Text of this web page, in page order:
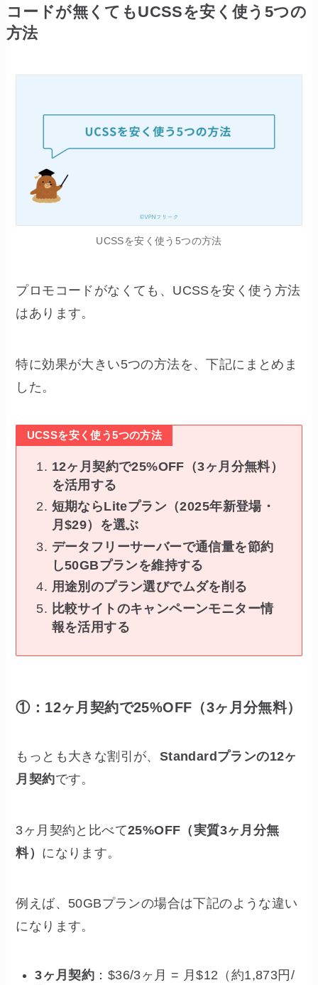
コードが無くてもUCSSを安く使う5つの
方法
UCSSを安く使う5つの方法
プロモコードがなくても、UCSSを安く使う方法
はあります。
特に効果が大きい5つの方法を、下記にまとめま
した。
UCSSを安く使う5つの方法
12ヶ月契約で25%OFF（3ヶ月分無料）
を活用する
短期ならLiteプラン（2025年新登場・
月$29）を選ぶ
データフリーサーバーで通信量を節約
し50GBプランを維持する
用途別のプラン選びでムダを削る
比較サイトのキャンペーンモニター情
報を活用する
①：12ヶ月契約で25%OFF（3ヶ月分無料）
もっとも大きな割引が、 Standardプランの12ヶ
月契約です。
3ヶ月契約と比べて25%OFF（実質3ヶ月分無
料） になります。
例えば、50GBプランの場合は下記のような違い
になります。
3ヶ月契約 ：$36/3ヶ月 = 月$12（約1,873円/